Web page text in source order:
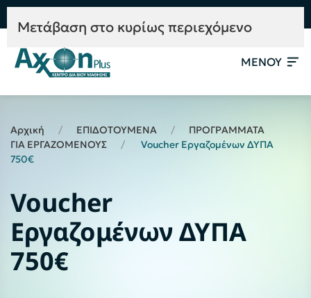
Mετάβαση στο κυρίως περιεχόμενο
ΜΕΝΟΥ
Αρχική ΕΠΙΔΟΤΟΥΜΕΝΑ
ΠΡΟΓΡΑΜΜΑΤΑ
ΓΙΑ ΕΡΓΑΖΟΜΕΝΟΥΣ
Voucher Εργαζομένων ΔΥΠΑ
750€
Voucher
Εργαζομένων ΔΥΠΑ
750€